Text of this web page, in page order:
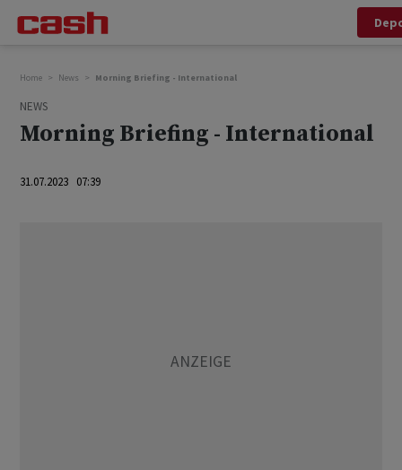
Home News Morning Briefing - International
NEWS
Morning Briefing - International
31.07.2023 07:39